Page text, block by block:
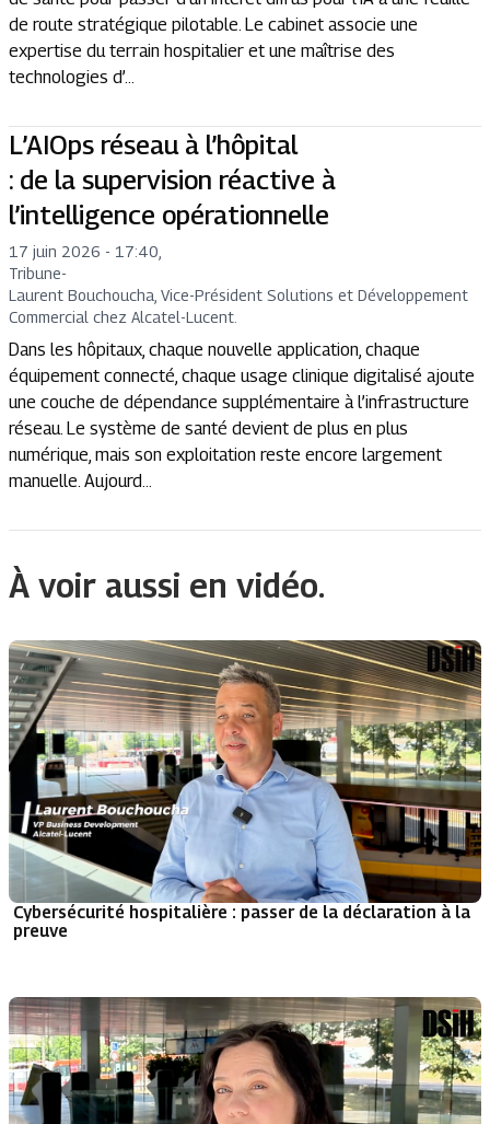
de route stratégique pilotable. Le cabinet associe une
expertise du terrain hospitalier et une maîtrise des
technologies d’...
L’AIOps réseau à l’hôpital
: de la supervision réactive à
l’intelligence opérationnelle
17 juin 2026 - 17:40
Tribune-
Laurent Bouchoucha, Vice-Président Solutions et Développement
Commercial chez Alcatel-Lucent.
Dans les hôpitaux, chaque nouvelle application, chaque
équipement connecté, chaque usage clinique digitalisé ajoute
une couche de dépendance supplémentaire à l’infrastructure
réseau. Le système de santé devient de plus en plus
numérique, mais son exploitation reste encore largement
manuelle. Aujourd...
À voir aussi en vidéo.
Cybersécurité hospitalière : passer de la déclaration à la
preuve